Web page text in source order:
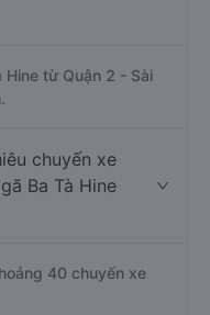
từ Quận 2 - Sài
chuyến xe
Ba Tà Hine
40 chuyến xe